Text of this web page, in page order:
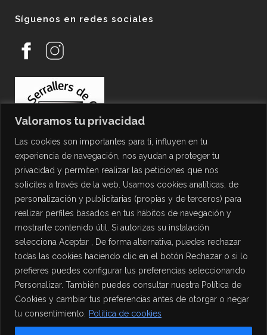
Valoramos tu privacidad
Las cookies son importantes para ti, influyen en tu
experiencia de navegación, nos ayudan a proteger tu
privacidad y permiten realizar las peticiones que nos
solicites a través de la web. Usamos cookies analíticas, de
personalización y publicitarias (propias y de terceros) para
realizar perfiles basados en tus hábitos de navegación y
mostrarte contenido útil. Si autorizas su instalación
selecciona Aceptar , De forma alternativa, puedes rechazar
todas las cookies haciendo clic en el botón Rechazar o si lo
prefieres puedes configurar tus preferencias seleccionando
Personalizar. También puedes consultar nuestra Política de
Cookies y cambiar tus preferencias antes de otorgar o negar
tu consentimiento.
Política de cookies
Síguenos en redes sociales
PROTECCIÓN DE DATOS
Política de Privacidad
Política de Cookies
Aviso Legal